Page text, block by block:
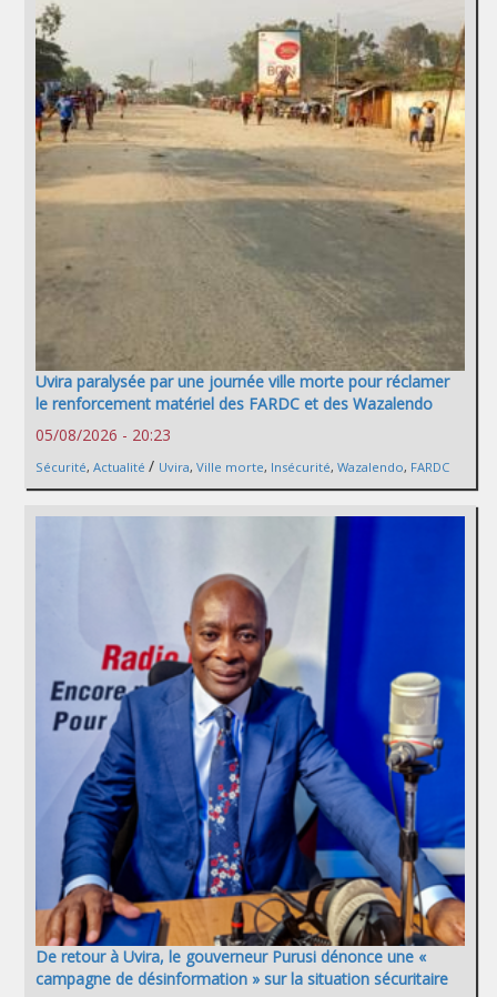
Uvira paralysée par une journée ville morte pour réclamer
le renforcement matériel des FARDC et des Wazalendo
05/08/2026 - 20:23
Sécurité, Actualité / Uvira, Ville morte, Insécurité, Wazalendo, FARDC
De retour à Uvira, le gouverneur Purusi dénonce une «
campagne de désinformation » sur la situation sécuritaire